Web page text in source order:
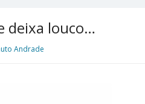
deixa louco…
Andrade